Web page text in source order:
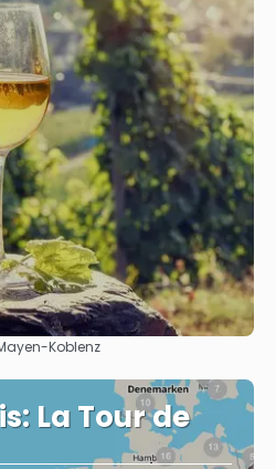
Sehen
Koblenz
La Tour de